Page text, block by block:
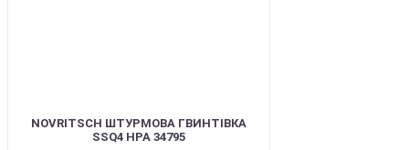
NOVRITSCH ШТУРМОВА ГВИНТІВКА
SSQ4 HPA 34795